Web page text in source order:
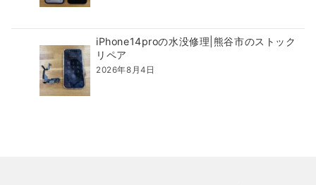
iPhone14proの水没修理|熊谷市のストック
リペア
2026年8月4日